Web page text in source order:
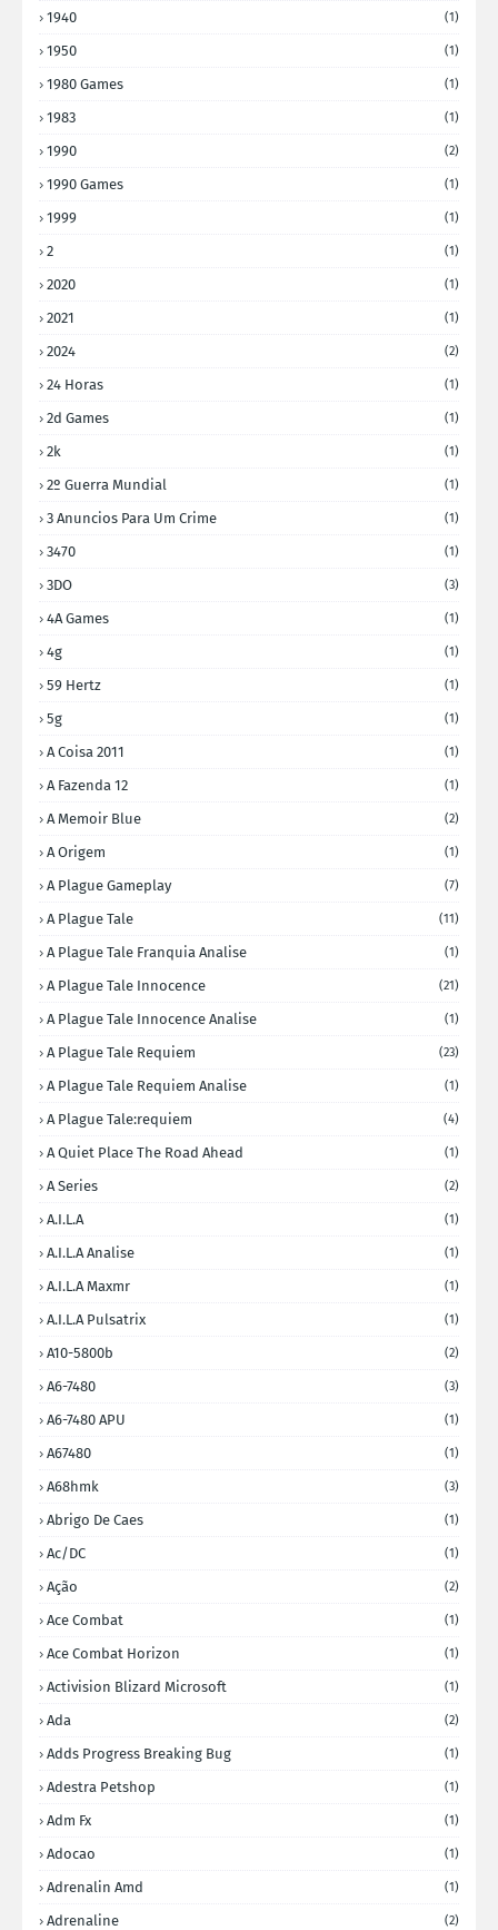
1940 (1)
1950 (1)
1980 Games (1)
1983 (1)
1990 (2)
1990 Games (1)
1999 (1)
2 (1)
2020 (1)
2021 (1)
2024 (2)
24 Horas (1)
2d Games (1)
2k (1)
2º Guerra Mundial (1)
3 Anuncios Para Um Crime (1)
3470 (1)
3DO (3)
4A Games (1)
4g (1)
59 Hertz (1)
5g (1)
A Coisa 2011 (1)
A Fazenda 12 (1)
A Memoir Blue (2)
A Origem (1)
A Plague Gameplay (7)
A Plague Tale (11)
A Plague Tale Franquia Analise (1)
A Plague Tale Innocence (21)
A Plague Tale Innocence Analise (1)
A Plague Tale Requiem (23)
A Plague Tale Requiem Analise (1)
A Plague Tale:requiem (4)
A Quiet Place The Road Ahead (1)
A Series (2)
A.I.L.A (1)
A.I.L.A Analise (1)
A.I.L.A Maxmr (1)
A.I.L.A Pulsatrix (1)
A10-5800b (2)
A6-7480 (3)
A6-7480 APU (1)
A67480 (1)
A68hmk (3)
Abrigo De Caes (1)
Ac/DC (1)
Ação (2)
Ace Combat (1)
Ace Combat Horizon (1)
Activision Blizard Microsoft (1)
Ada (2)
Adds Progress Breaking Bug (1)
Adestra Petshop (1)
Adm Fx (1)
Adocao (1)
Adrenalin Amd (1)
Adrenaline (2)